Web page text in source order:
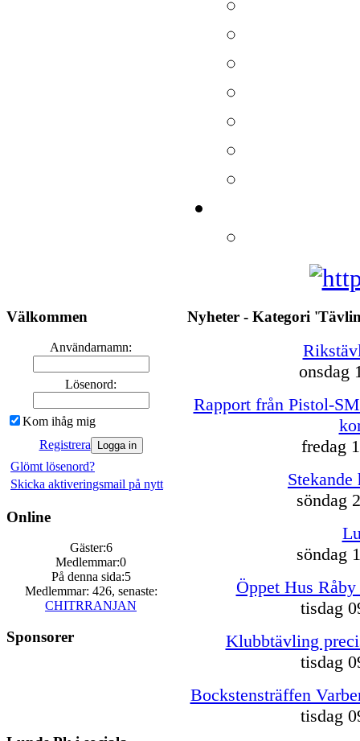
Välkommen
Användarnamn:
Lösenord:
Kom ihåg mig
Registrera
Glömt lösenord?
Skicka aktiveringsmail på nytt
Online
Gäster:6
Medlemmar:0
På denna sida:5
Medlemmar: 426, senaste:
CHITRRANJAN
Sponsorer
Nyheter - Kategori
onsdag
Rapport från Pistol-
fredag
Stekande
söndag
söndag
Öppet Hus
tisdag
Klubbtävling
tisdag
Bockstensträffen
tisdag